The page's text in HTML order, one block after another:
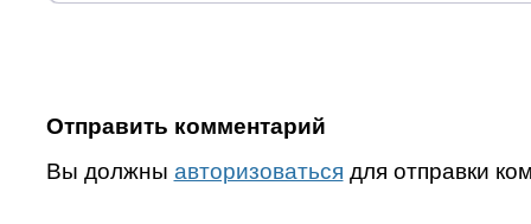
Отправить комментарий
Вы должны авторизоваться для отправки